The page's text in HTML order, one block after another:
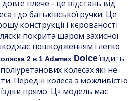
плече - це відстань від
і до батьківської ручки. Це
конструкції і керованості
покрита шаром захисної
пошкодженням і легко
2 в 1 Adamex Dolceїздить
колесах які не
Передні колеса з можливістю
прямо. Ця модель має